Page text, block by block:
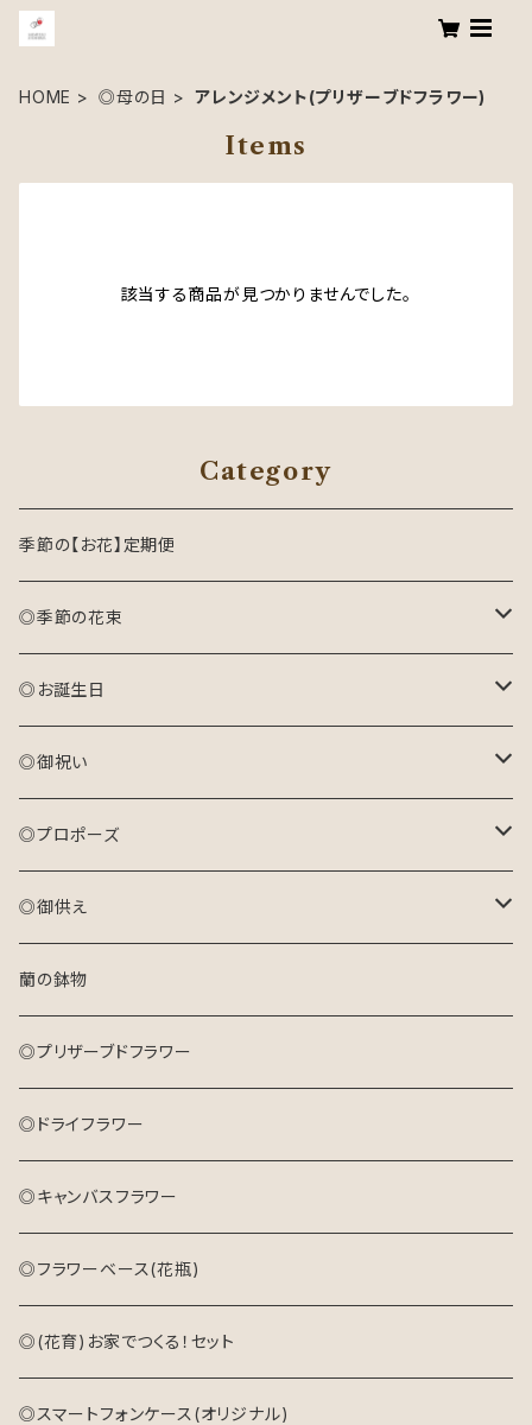
HOME ◎母の日 アレンジメント(プリザーブドフラワー)
Items
該当する商品が見つかりませんでした。
Category
季節の【お花】定期便
◎季節の花束
おまかせ花束(S)
おまかせ花束(M)
おまかせ花束(L)
◎お誕生日
アレンジメント(生花)
花束(生花)
プリザーブドフラワーアレンジメント
ドライフラワーリース
キャンバスフラワー
◎御祝い
アレンジメント(生花)
花束(生花)
プリザーブドフラワーアレンジメント
ドライフラワーリース
キャンバスフラワー
◎プロポーズ
花束
アレンジメント
プリザーブドフラワーアレンジメント
◎御供え
アレンジメント(生花)
花束(生花)
蘭の鉢物
◎プリザーブドフラワー
◎ドライフラワー
◎キャンバスフラワー
◎フラワーベース(花瓶)
◎(花育)お家でつくる！セット
◎スマートフォンケース(オリジナル)